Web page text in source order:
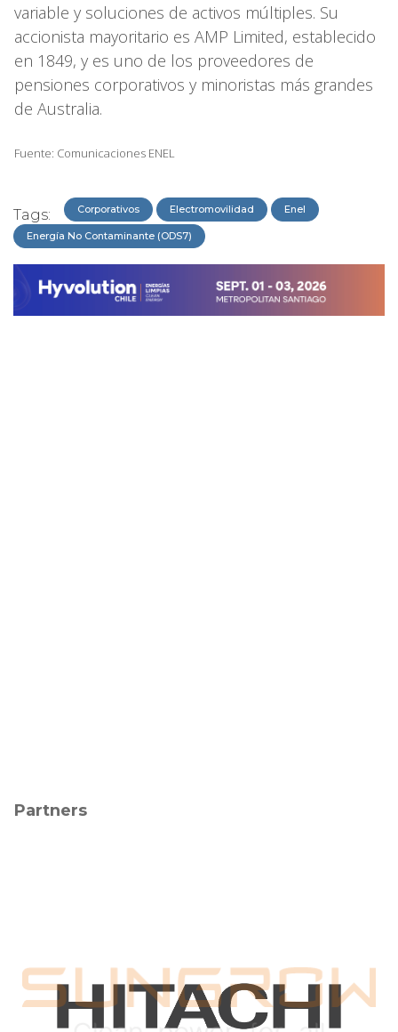
variable y soluciones de activos múltiples. Su
accionista mayoritario es AMP Limited, establecido
en 1849, y es uno de los proveedores de
pensiones corporativos y minoristas más grandes
de Australia.
Fuente: Comunicaciones ENEL
Tags: Corporativos Electromovilidad Enel
Energía No Contaminante (ODS7)
Partners